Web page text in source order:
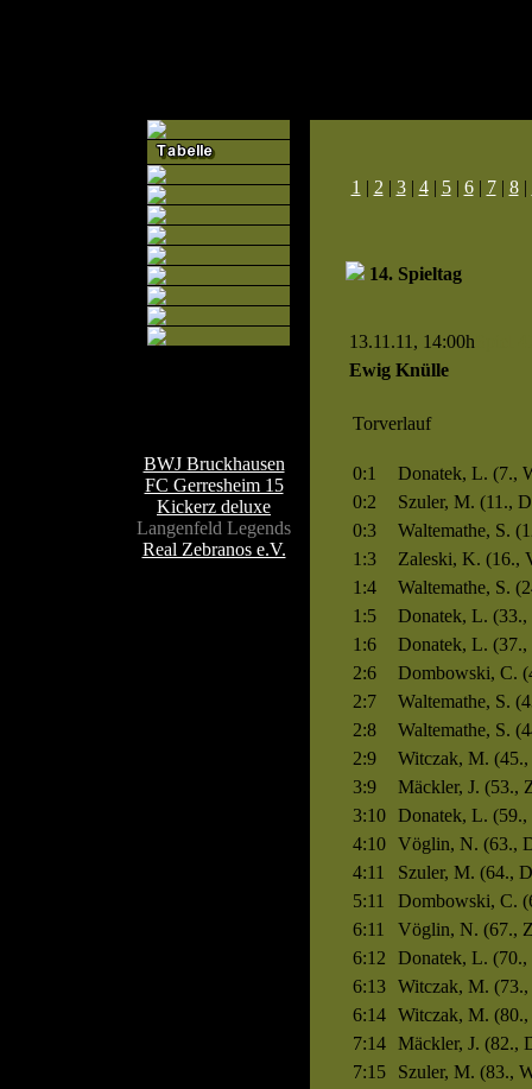
BWJ Bruckhausen
FC Gerresheim 15
Kickerz deluxe
Langenfeld Legends
Real Zebranos e.V.
1 | 2 | 3| 4| 5| 6| 7| 8|
14. Spieltag
13.11.11, 14:00h
Ewig Knülle
Torverlauf
0:1
Donatek, L. (7.,
0:2
Szuler, M. (11.,
0:3
Waltemathe, S.
1:3
Zaleski, K. (16.,
1:4
Waltemathe, S.
1:5
Donatek, L. (33.,
1:6
Donatek, L.
2:6
Dombowski, C.
2:7
Waltemathe, S.
2:8
Waltemathe, S.
2:9
Witczak, M. (45.,
3:9
Mäckler, J. (53.,
3:10 Donatek, L. (59.,
4:10 Vöglin, N. (63.,
4:11
Szuler, M. (64.,
5:11
Dombowski, C.
6:11
Vöglin, N. (67.,
6:12
Donatek, L. (70.,
6:13 Witczak, M.
6:14 Witczak, M.
7:14 Mäckler, J. (82.,
7:15
Szuler, M. (83.,